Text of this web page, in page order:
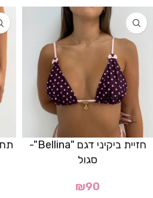
חזיית ביקיני דגם "Bellina"-
סגול
₪90